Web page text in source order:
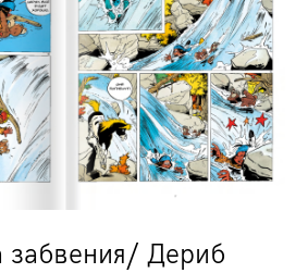
забвения/ Дериб